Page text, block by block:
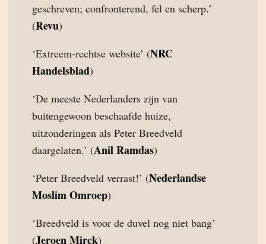
geschreven; confronterend, fel en scherp.’
(Revu)
‘Extreem-rechtse website’ (NRC
Handelsblad)
‘De meeste Nederlanders zijn van
buitengewoon beschaafde huize,
uitzonderingen als Peter Breedveld
daargelaten.’ (Anil Ramdas)
‘Peter Breedveld verrast!’ (Nederlandse
Moslim Omroep)
‘Breedveld is voor de duvel nog niet bang’
(Jeroen Mirck)